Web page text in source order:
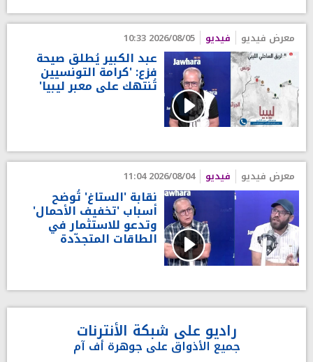
معرض فيديو فيديو 2026/08/05 10:33
عبد الكبير يُطلق صيحة
فزع: 'كرامة التونسيين
تُنتهك على معبر ليبيا'
معرض فيديو فيديو 2026/08/04 11:04
نقابة 'الستاغ' تُوضح
أسباب 'تخفيف الأحمال'
وتدعو للاستثمار في
الطاقات المتجدّدة
راديو على شبكة الأنترنات
جميع الأذواق على جوهرة أف آم